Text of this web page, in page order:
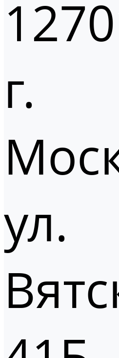
г.
ул.